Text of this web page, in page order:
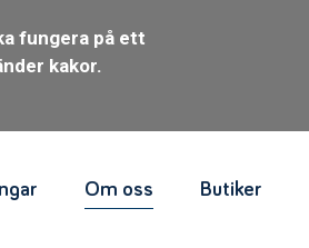
fungera på ett
kakor.
Om oss Butiker